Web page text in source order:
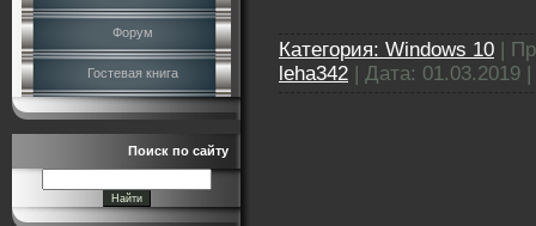
Форум
Гостевая книга
Поиск по сайту
Категория: Windows 10
leha342
Дата: 01.03.2019